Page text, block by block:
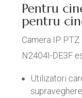
Pentru
pentru
Camera IP
N2404I-DE3F
Utilizatori